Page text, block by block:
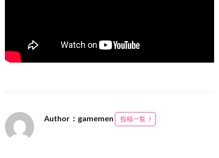
Author：gamemen 投稿一覧